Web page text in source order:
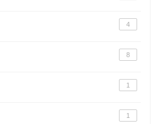
4
8
1
1